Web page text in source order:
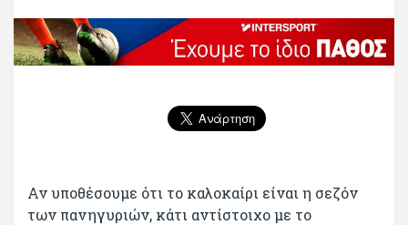
Αν υποθέσουμε ότι το καλοκαίρι είναι η σεζόν
των πανηγυριών, κάτι αντίστοιχο με το